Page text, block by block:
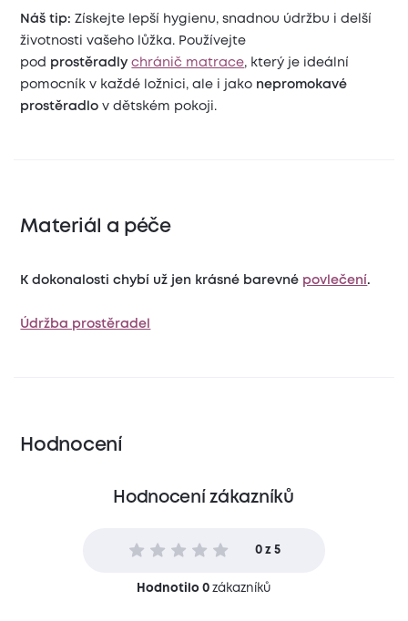
Náš tip: Získejte lepší hygienu, snadnou údržbu i delší
životnosti vašeho lůžka. Používejte
pod prostěradly chránič matrace, který je ideální
pomocník v každé ložnici, ale i jako nepromokavé
prostěradlo v dětském pokoji.
Materiál a péče
K dokonalosti chybí už jen krásné barevné povlečení .
Údržba prostěradel
Hodnocení
Hodnocení zákazníků
0 z 5
Hodnotilo 0 zákazníků